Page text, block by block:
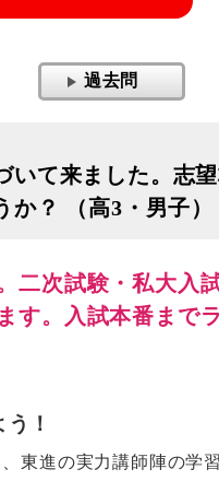
過去問
いて来ました。志
か？ （高3・男子）
二次試験・私大入
す。入試本番まで
！
東進の実力講師陣の学